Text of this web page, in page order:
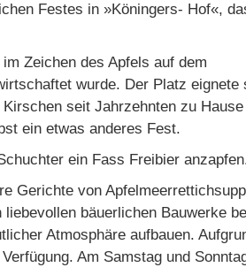
Festes in »Köningers- Hof«,
Zeichen des Apfels auf dem
wurde. Der Platz eignete
seit Jahrzehnten zu
ein etwas anderes Fest.
ein Fass Freibier
Gerichte von
bäuerlichen Bauwerke
Atmosphäre aufbauen.
Am Samstag und